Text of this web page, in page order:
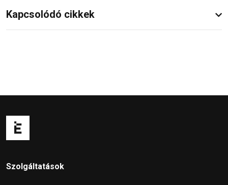
Kapcsolódó cikkek
Szolgáltatások